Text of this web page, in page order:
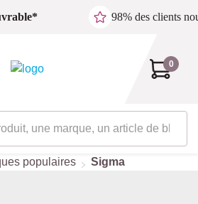
98% des clients
0
populaires Sigma